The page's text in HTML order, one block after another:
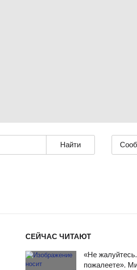
СЕЙЧАС ЧИТАЮТ
«Не
пожалеете».